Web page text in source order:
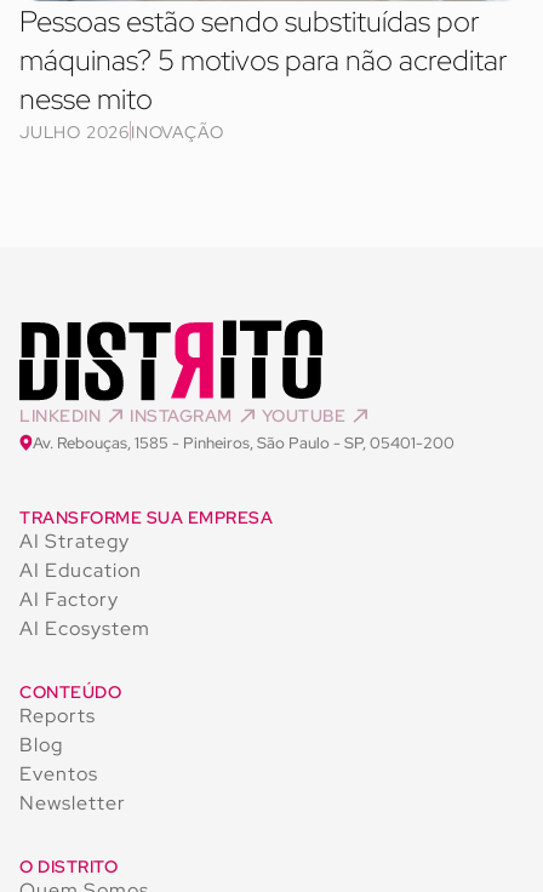
Pessoas estão sendo substituídas por
máquinas? 5 motivos para não acreditar
nesse mito
JULHO 2026INOVAÇÃO
LINKEDIN INSTAGRAM YOUTUBE
Av. Rebouças, 1585 - Pinheiros, São Paulo - SP, 05401-200
TRANSFORME SUA EMPRESA
AI Strategy
AI Education
AI Factory
AI Ecosystem
CONTEÚDO
Reports
Blog
Eventos
Newsletter
O DISTRITO